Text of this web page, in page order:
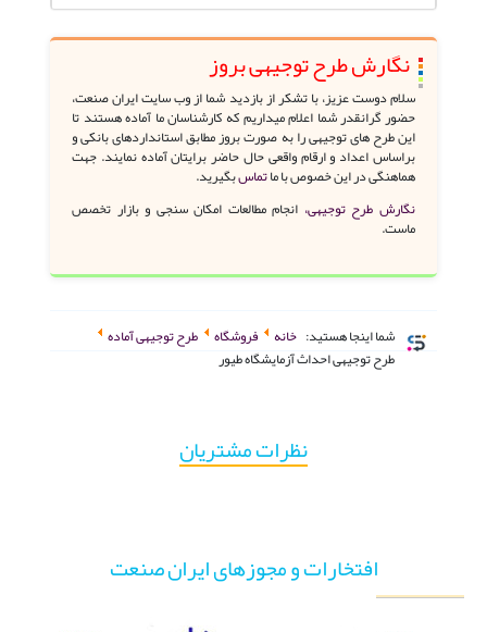
نگارش طرح توجیهی بروز
سلام دوست عزیز، با تشکر از بازدید شما از وب سایت ایران صنعت،
حضور گرانقدر شما اعلام میداریم که کارشناسان ما آماده هستند تا
این طرح های توجیهی را به صورت بروز مطابق استانداردهای بانکی و
براساس اعداد و ارقام واقعی حال حاضر برایتان آماده نمایند. جهت
هماهنگی در این خصوص با ماتماسبگیرید.
نگارش طرح توجیهی، انجام مطالعات امکان سنجی و بازار تخصص
ماست.
شما اینجا هستید: خانه فروشگاه طرح توجیهی آماده
طرح توجیهی احداث آزمایشگاه طیور
نظرات مشتریان
افتخارات و مجوزهای ایران صنعت